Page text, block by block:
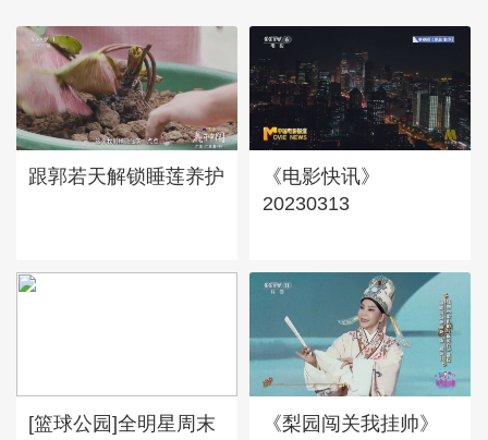
跟郭若天解锁睡莲养护
《电影快讯》
20230313
[篮球公园]全明星周末
《梨园闯关我挂帅》